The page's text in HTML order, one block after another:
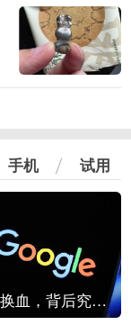
手机 试用
谷歌AI大换血，背后究竟发生了什么？